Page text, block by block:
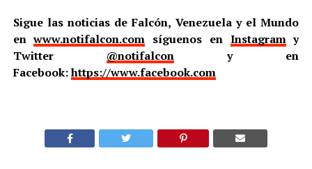
Sigue las noticias de Falcón, Venezuela y el Mundo
enwww.notifalcon.com síguenos en Instagramy
Twitter @notifalcony en
Facebook:https://www.facebook.com